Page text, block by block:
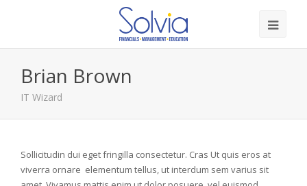
Brian Brown
IT Wizard
Sollicitudin dui eget fringilla consectetur. Cras Ut quis eros at
viverra ornare elementum tellus, ut interdum sem varius sit